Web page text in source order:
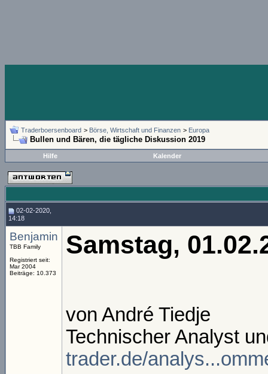
Traderboersenboard > Börse, Wirtschaft und Finanzen > Europa
Bullen und Bären, die tägliche Diskussion 2019
Hilfe Kalender
02-02-2020,
14:18
Benjamin
TBB Family
Registriert seit:
Mar 2004
Beiträge: 10.373
Samstag,
von André Tiedje
Technischer Analyst
trader.de/